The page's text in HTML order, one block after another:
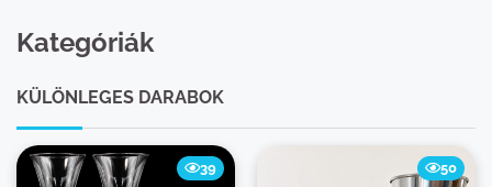
Kategóriák
KÜLÖNLEGES DARABOK
39 50